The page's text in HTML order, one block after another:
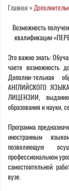
Вы
здесь
Главная »
Возможность
квалификации
Это важно знать:
чаете возможность
Дополни-тельная
АНГЛИЙСКОГО ЯЗЫКА
ЛИЦЕНЗИИ,
образования и
Программа
иностранным
позволяющую
профессиональном
самостоятельной
вузе.